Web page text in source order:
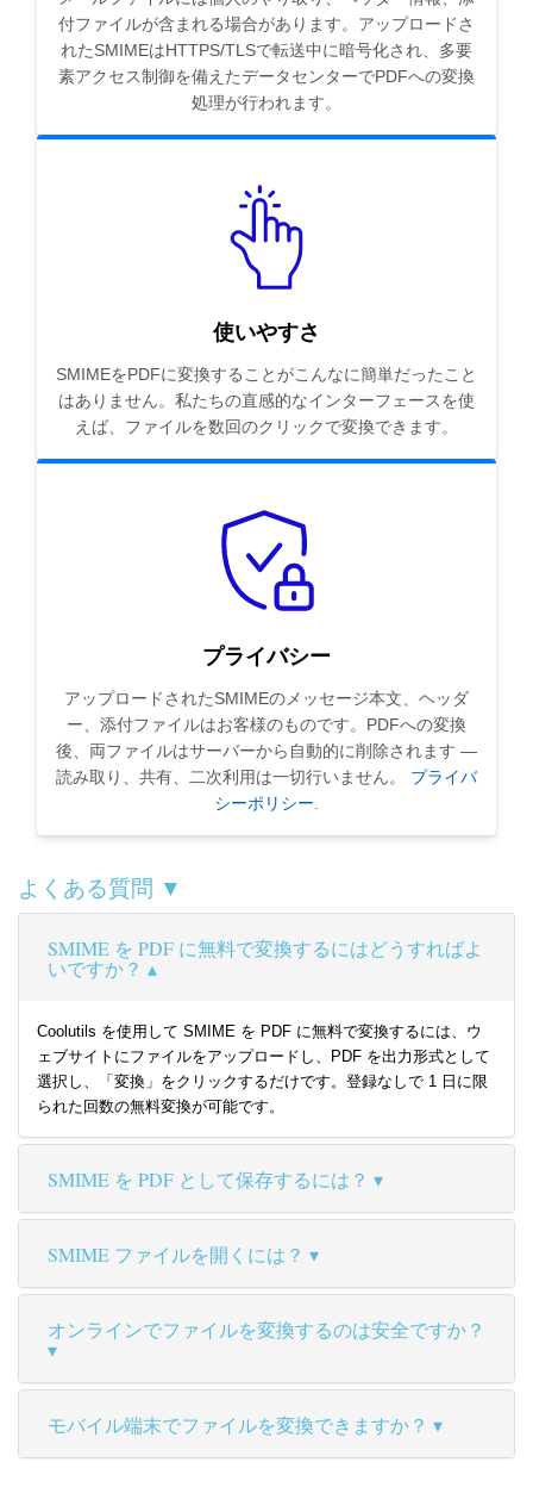
付ファイルが含まれる場合があります。アップロードさ
れたSMIMEはHTTPS/TLSで転送中に暗号化され、多要
素アクセス制御を備えたデータセンターでPDFへの変換
処理が行われます。
使いやすさ
SMIMEをPDFに変換することがこんなに簡単だったこと
はありません。私たちの直感的なインターフェースを使
えば、ファイルを数回のクリックで変換できます。
プライバシー
アップロードされたSMIMEのメッセージ本文、ヘッダ
ー、添付ファイルはお客様のものです。PDFへの変換
後、両ファイルはサーバーから自動的に削除されます —
読み取り、共有、二次利用は一切行いません。 プライバ
シーポリシー
よくある質問 ▼
SMIME を PDF に無料で変換するにはどうすればよ
いですか？
Coolutils を使用して SMIME を PDF に無料で変換するには、ウ
ェブサイトにファイルをアップロードし、PDF を出力形式として
選択し、「変換」をクリックするだけです。登録なしで 1 日に限
られた回数の無料変換が可能です。
SMIME を PDF として保存するには？
SMIME ファイルを開くには？
オンラインでファイルを変換するのは安全ですか？
モバイル端末でファイルを変換できますか？